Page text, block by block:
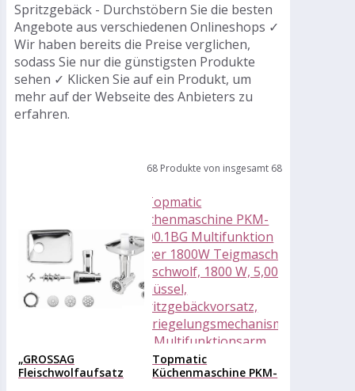
Spritzgebäck - Durchstöbern Sie die besten
Angebote aus verschiedenen Onlineshops ✓
Wir haben bereits die Preise verglichen,
sodass Sie nur die günstigsten Produkte
sehen ✓ Klicken Sie auf ein Produkt, um
mehr auf der Webseite des Anbieters zu
erfahren.
68 Produkte von insgesamt 68
„GROSSAG
Fleischwolfaufsatz
Topmatic
Küchenmaschine PKM-